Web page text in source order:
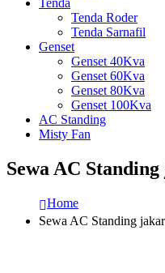
Tenda
Tenda Roder
Tenda Sarnafil
Genset
Genset 40Kva
Genset 60Kva
Genset 80Kva
Genset 100Kva
AC Standing
Misty Fan
Sewa AC
Home
Sewa AC Standing